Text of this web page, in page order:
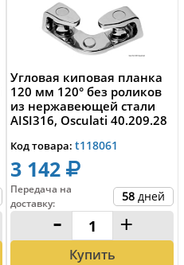
Угловая киповая планка
120 мм 120° без роликов
из нержавеющей стали
AISI316, Osculati 40.209.28
Код товара: t118061
3 142
Передача на
доставку: 58 дней
- +
Купить